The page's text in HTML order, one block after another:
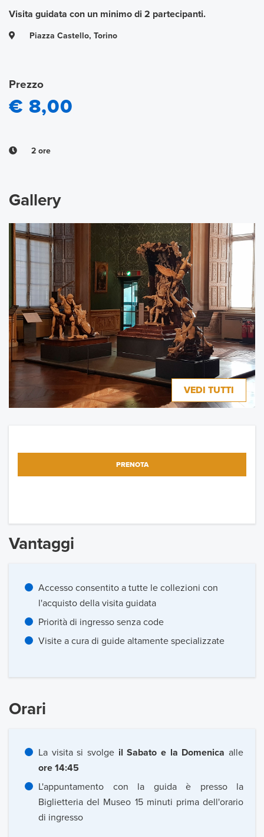
Visita guidata con un minimo di 2 partecipanti.
Piazza Castello, Torino
Prezzo
€ 8,00
2 ore
Gallery
VEDI TUTTI
PRENOTA
Vantaggi
Accesso consentito a tutte le collezioni con
l'acquisto della visita guidata
Priorità di ingresso senza code
Visite a cura di guide altamente specializzate
Orari
La visita si svolge il Sabato e la Domenica alle
ore 14:45
L'appuntamento con la guida è presso la
Biglietteria del Museo 15 minuti prima dell'orario
di ingresso